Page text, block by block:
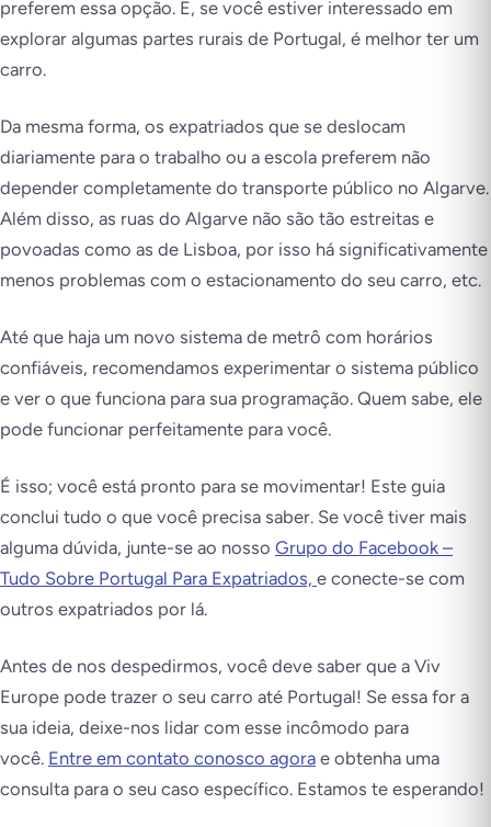
preferem essa opção. E, se você estiver interessado em
explorar algumas partes rurais de Portugal, é melhor ter um
carro.
Da mesma forma, os expatriados que se deslocam
diariamente para o trabalho ou a escola preferem não
depender completamente do transporte público no Algarve.
Além disso, as ruas do Algarve não são tão estreitas e
povoadas como as de Lisboa, por isso há significativamente
menos problemas com o estacionamento do seu carro, etc.
Até que haja um novo sistema de metrô com horários
confiáveis, recomendamos experimentar o sistema público
e ver o que funciona para sua programação. Quem sabe, ele
pode funcionar perfeitamente para você.
É isso; você está pronto para se movimentar! Este guia
conclui tudo o que você precisa saber. Se você tiver mais
alguma dúvida, junte-se ao nosso Grupo do Facebook –
Tudo Sobre Portugal Para Expatriados, e conecte-se com
outros expatriados por lá.
Antes de nos despedirmos, você deve saber que a Viv
Europe pode trazer o seu carro até Portugal! Se essa for a
sua ideia, deixe-nos lidar com esse incômodo para
você. Entre em contato conosco agora e obtenha uma
consulta para o seu caso específico. Estamos te esperando!